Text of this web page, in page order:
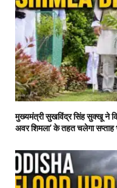
मुख्यमंत्री सुखविंद्र सिंह सुक्खू ने
अवर शिमला’ के तहत चलेगा सप्ताह